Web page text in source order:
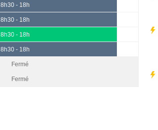
8h30 - 18h
8h30 - 18h
8h30 - 18h
8h30 - 18h
Fermé
Fermé